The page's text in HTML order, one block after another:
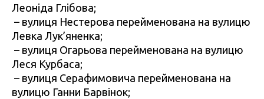
Леоніда Глібова;
– вулиця Нестерова перейменована на вулицю
Левка Лук’яненка;
– вулиця Огарьова перейменована на вулицю
Леся Курбаса;
– вулиця Серафимовича перейменована на
вулицю Ганни Барвінок;